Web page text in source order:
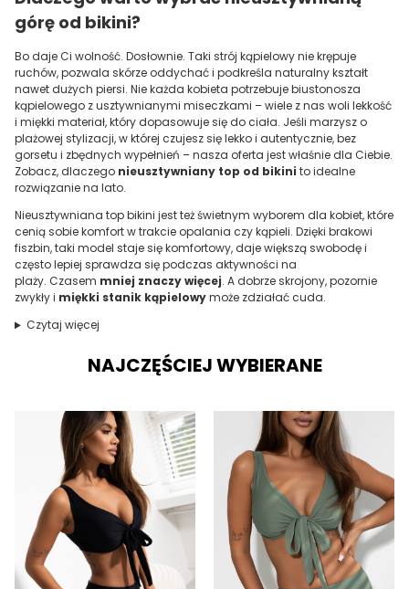
górę od bikini?
Bo daje Ci wolność. Dosłownie. Taki strój kąpielowy nie krępuje
ruchów, pozwala skórze oddychać i podkreśla naturalny kształt
nawet dużych piersi. Nie każda kobieta potrzebuje biustonosza
kąpielowego z usztywnianymi miseczkami – wiele z nas woli lekkość
i miękki materiał, który dopasowuje się do ciała. Jeśli marzysz o
plażowej stylizacji, w której czujesz się lekko i autentycznie, bez
gorsetu i zbędnych wypełnień – nasza oferta jest właśnie dla Ciebie.
Zobacz, dlaczego nieusztywniany top od bikini to idealne
rozwiązanie na lato.
Nieusztywniana top bikini jest też świetnym wyborem dla kobiet, które
cenią sobie komfort w trakcie opalania czy kąpieli. Dzięki brakowi
fiszbin, taki model staje się komfortowy, daje większą swobodę i
często lepiej sprawdza się podczas aktywności na
plaży. Czasem mniej znaczy więcej. A dobrze skrojony, pozornie
zwykły i miękki stanik kąpielowymoże zdziałać cuda.
Czytaj więcej
NAJCZĘŚCIEJ WYBIERANE